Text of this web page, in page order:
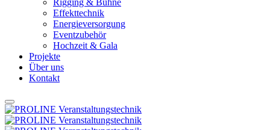
Rigging & Bühne
Effekttechnik
Energieversorgung
Eventzubehör
Hochzeit & Gala
Projekte
Über uns
Kontakt